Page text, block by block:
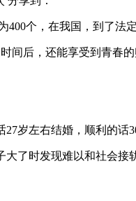
个，在我国，到了法
间后，还能享受到青春
岁左右结婚，顺利的话
大了时发现难以和社会